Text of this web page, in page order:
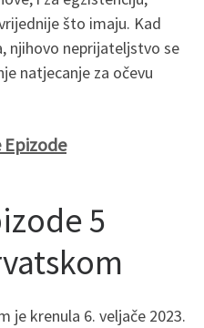
što imaju. Kad
njihovo neprijateljstvo se
natjecanje za očevu
Epizode
5
je krenula 6. veljače 2023.